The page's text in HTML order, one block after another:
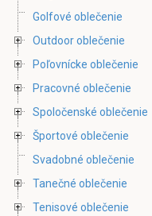
Golfové oblečenie
Outdoor oblečenie
Poľovnícke oblečenie
Pracovné oblečenie
Spoločenské oblečenie
Športové oblečenie
Svadobné oblečenie
Tanečné oblečenie
Tenisové oblečenie